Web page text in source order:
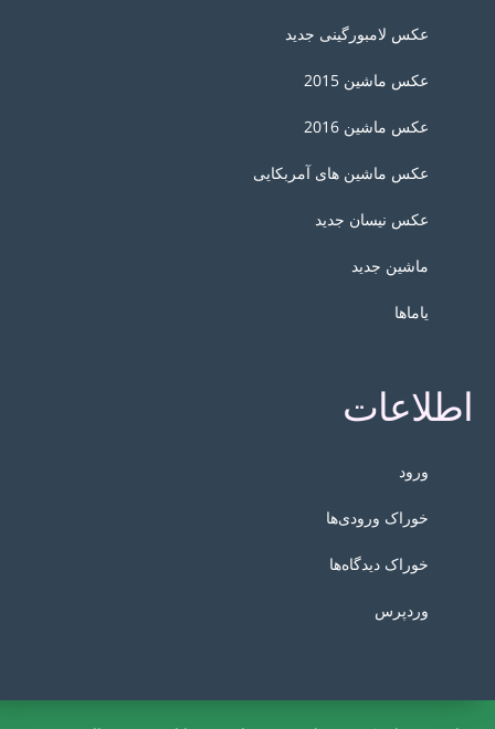
عکس لامبورگینی جدید
عکس ماشین 2015
عکس ماشین 2016
عکس ماشین های آمربکایی
عکس نیسان جدید
ماشین جدید
یاماها
اطلاعات
ورود
خوراک ورودی‌ها
خوراک دیدگاه‌ها
وردپرس